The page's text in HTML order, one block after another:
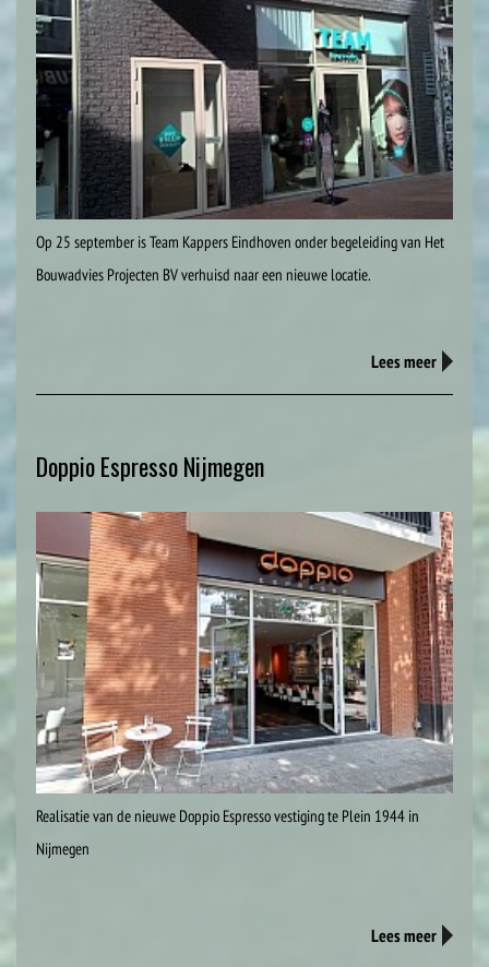
Op 25 september is Team Kappers Eindhoven onder begeleiding van Het
Bouwadvies Projecten BV verhuisd naar een nieuwe locatie.
Lees meer
Doppio Espresso Nijmegen
Realisatie van de nieuwe Doppio Espresso vestiging te Plein 1944 in
Nijmegen
Lees meer